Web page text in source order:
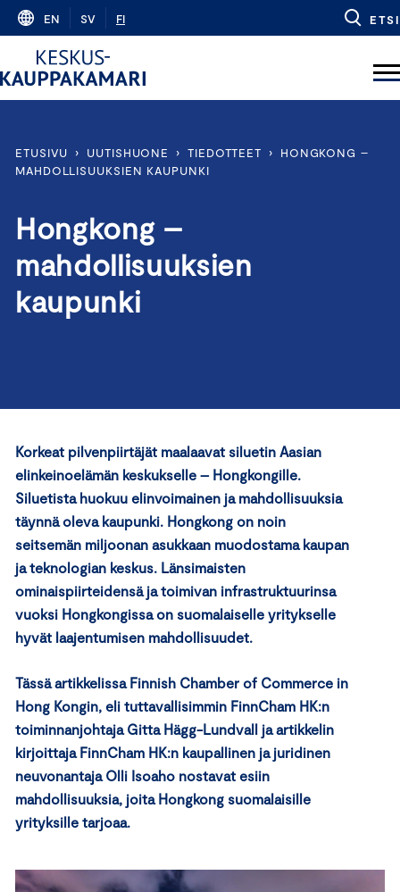
Skip
content
EN SV FI ETSI
ETUSIVU › UUTISHUONE › TIEDOTTEET ›
HONGKONG –
MAHDOLLISUUKSIEN KAUPUNKI
Hongkong –
mahdollisuuksien
kaupunki
Korkeat pilvenpiirtäjät maalaavat siluetin Aasian
elinkeinoelämän keskukselle – Hongkongille.
Siluetista huokuu elinvoimainen ja mahdollisuuksia
täynnä oleva kaupunki. Hongkong on noin
seitsemän miljoonan asukkaan muodostama kaupan
ja teknologian keskus. Länsimaisten
ominaispiirteidensä ja toimivan infrastruktuurinsa
vuoksi Hongkongissa on suomalaiselle yritykselle
hyvät laajentumisen mahdollisuudet.
Tässä artikkelissa Finnish Chamber of Commerce in
Hong Kongin, eli tuttavallisimmin FinnCham HK:n
toiminnanjohtaja Gitta Hägg-Lundvall ja artikkelin
kirjoittaja FinnCham HK:n kaupallinen ja juridinen
neuvonantaja Olli Isoaho nostavat esiin
mahdollisuuksia, joita Hongkong suomalaisille
yrityksille tarjoaa.